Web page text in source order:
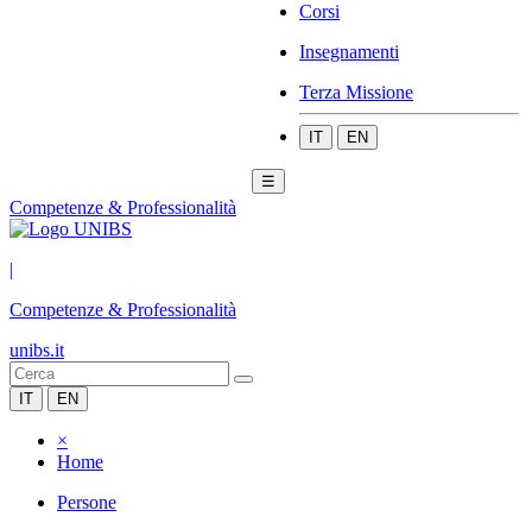
Corsi
Insegnamenti
Terza Missione
IT EN
☰
Competenze & Professionalità
|
Competenze & Professionalità
unibs.it
IT EN
×
Home
Persone